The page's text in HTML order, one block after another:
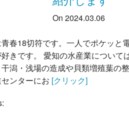
On 2024.03.06
春18切符です。一人でポケッと
きです。 愛知の水産業について
潟・浅場の造成や貝類増殖葉の
ンターにお [クリック]